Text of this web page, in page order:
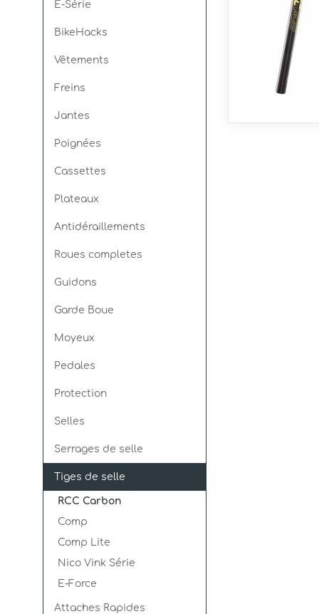
Spin Ø30mm Seismic
E-Série
BikeHacks
Vêtements
Freins
Jantes
Poignées
Cassettes
Plateaux
Antidéraillements
Roues completes
Guidons
Garde Boue
Moyeux
Pedales
Protection
Selles
Serrages de selle
Tiges de selle
RCC Carbon
Comp
Comp Lite
Nico Vink Série
E-Force
Attaches Rapides